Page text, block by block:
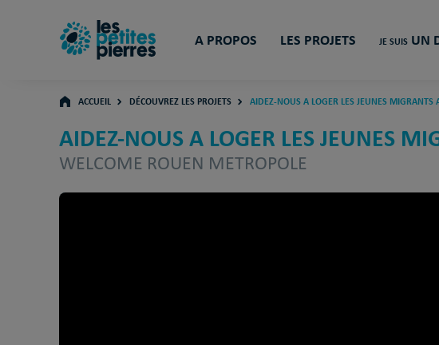
A PROPOS LES PROJETS JE SUIS UN
ACCUEIL DÉCOUVREZ LES PROJETS AIDEZ-NOUS A LOGER LES JEUNES MIGRANTS
AIDEZ-NOUS A LOGER LES JEUNES
WELCOME ROUEN METROPOLE